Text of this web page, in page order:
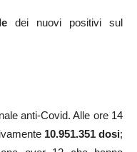
dei nuovi positivi sul
anti-Covid. Alle ore 14
10.951.351 dosi;